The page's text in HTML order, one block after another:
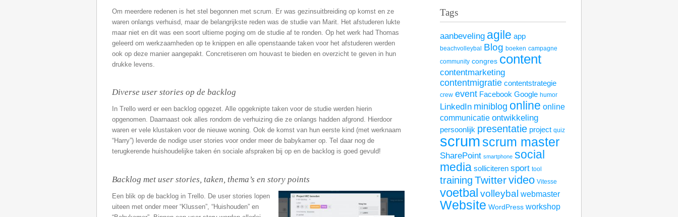
Om meerdere redenen is het stel begonnen met scrum. Er was gezinsuitbreiding op komst en ze
waren onlangs verhuisd, maar de belangrijkste reden was de studie van Marit. Het afstuderen lukte
maar niet en dit was een soort ultieme poging om de studie af te ronden. Op het werk had Thomas
geleerd om werkzaamheden op te knippen en alle openstaande taken voor het afstuderen werden
ook op deze manier aangepakt. Concretiseren om houvast te bieden en overzicht te geven in hun
drukke levens.
Diverse user stories op de backlog
In Trello werd er een backlog opgezet. Alle opgeknipte taken voor de studie werden hierin
opgenomen. Daarnaast ook alles rondom de verhuizing die ze onlangs hadden afgrond. Hierdoor
waren er vele klustaken voor de nieuwe woning. Ook de komst van hun eerste kind (met werknaam
“Harry”) leverde de nodige user stories voor onder meer de babykamer op. Tel daar nog de
terugkerende huishoudelijke taken én sociale afspraken bij op en de backlog is goed gevuld!
Backlog met user stories, taken, thema’s en story points
Een blik op de backlog in Trello. De user stories lopen
uiteen met onder meer “Klussen”, “Huishouden” en
Tags
aanbeveling agile app
beachvolleybal Blog boeken campagne
community congres content
contentmarketing
contentmigratie contentstrategie
crew event Facebook Google humor
LinkedIn miniblog online online
communicatie ontwikkeling
persoonlijk presentatie project quiz
scrum scrum master
SharePoint smartphone social
media solliciteren sport tool
training Twittervideo Vitesse
voetbal volleybal webmaster
Website WordPress workshop